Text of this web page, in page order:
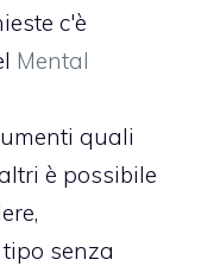
c'è
Mental
quali
è possibile
senza